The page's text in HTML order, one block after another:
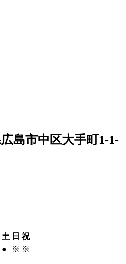
島市中区大手町1-1-
土 日 祝
● ※ ※